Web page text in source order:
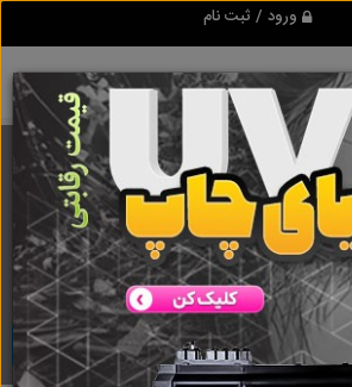
ورود / ثبت نام
برنامه اندروید تبلیغ شو
مرجع نیازمندیها و تبلیغات اینترنتی
دانلود